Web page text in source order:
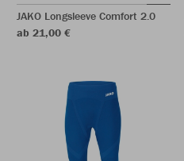
JAKO Longsleeve Comfort 2.0
ab 21,00 €